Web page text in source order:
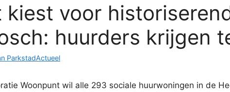
kiest voor
huurders krijgen
ParkstadActueel
Woonpunt wil alle 293 sociale huurwoningen in de